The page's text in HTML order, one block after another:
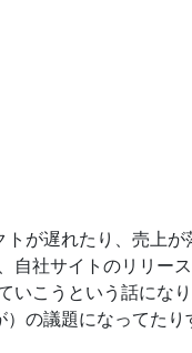
が遅れたり、売上が
自社サイトのリリー
いこうという話にな
の議題になってたり